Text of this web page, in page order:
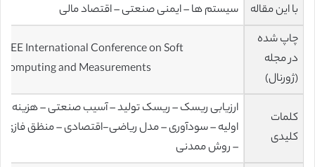
با این مقاله
سیستم ها – ایمنی صنعتی – اقتصاد مالی
چاپ شده
در مجله
(ژورنال)
IEEE International Conference on Soft
Computing and Measurements
کلمات
کلیدی
ارزیابی ریسک – ریسک تولید – آسیب صنعتی – هزینه
اولیه – سودآوری – مدل ریاضی-اقتصادی – منظق فازی
– روش ممدنی